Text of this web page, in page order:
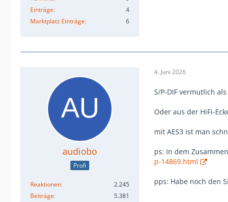
Einträge
4
Marktplatz Einträge
6
audiobo
Profi
Reaktionen
2.245
Beiträge
5.381
4. Juni 2026
S/P-DIF vermutlich
Oder aus der HiFi-
mit AES3 ist man
ps: In dem
p-14869.html
pps: Habe noch den